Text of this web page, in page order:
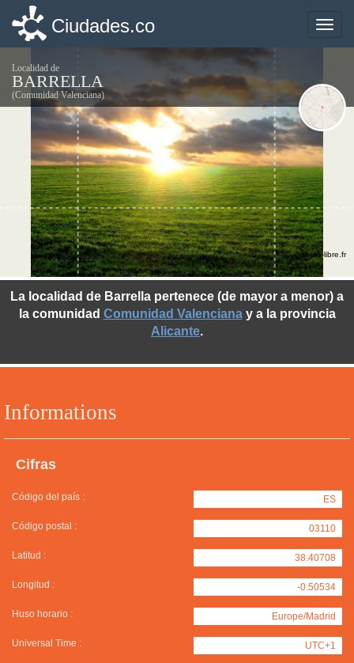
Toggle
Ciudades.co
Localidad de
BARRELLA
(Comunidad Valenciana)
Informations
Cifras
Código del país : ES
Código postal : 03110
Latitud : 38.40708
Longitud : -0.50534
Huso horario : Europe/Madrid
Universal Time : UTC+1
La localidad de Barrella pertenece (de mayor a menor) a
la comunidad Comunidad Valencianay a la provincia
Alicante.
©photo-libre.fr
Toggle
Ciudades.co